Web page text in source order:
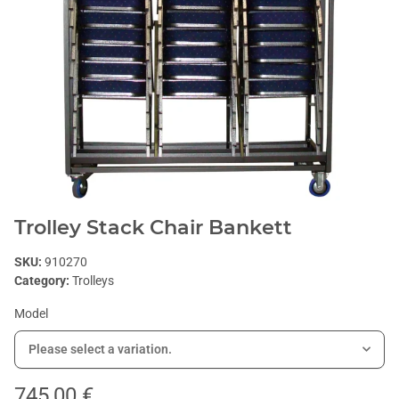
Trolley Stack Chair Bankett
SKU: 910270
Category: Trolleys
Model
Please select a variation.